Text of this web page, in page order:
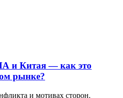
и Китая — как это
рынке?
и мотивах сторон.